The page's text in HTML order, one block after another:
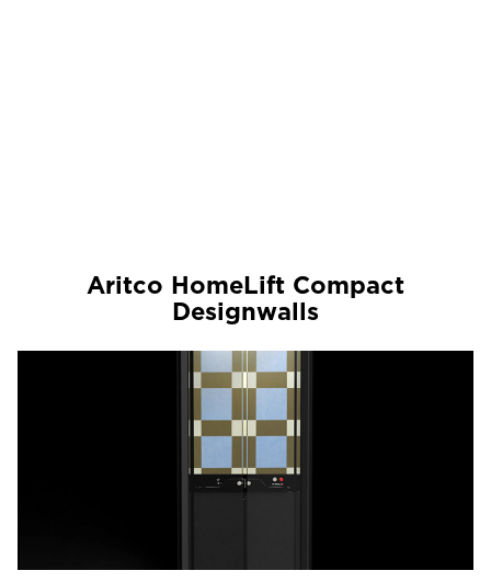
Aritco HomeLift Compact
Designwalls